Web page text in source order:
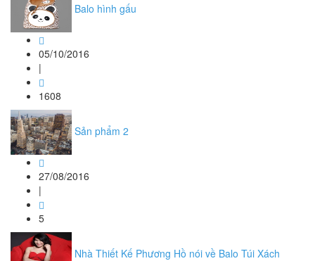
Balo hình gấu
05/10/2016
|
1608
Sản phẩm 2
27/08/2016
|
5
Nhà Thiết Kế Phương Hồ nói về Balo Túi Xách